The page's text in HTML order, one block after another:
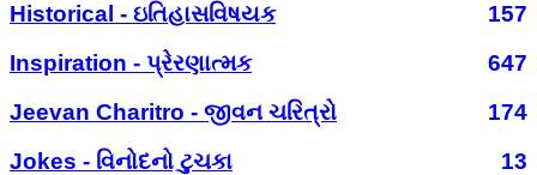
Historical - ઇતિહાસવિષયક
157
Inspiration - પ્રેરણાત્મક
647
Jeevan Charitro - જીવન ચરિત્રો
174
Jokes - વિનોદનો ટુચકા
13